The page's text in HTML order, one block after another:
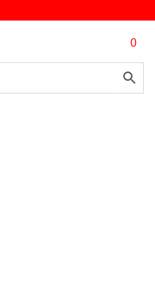
0